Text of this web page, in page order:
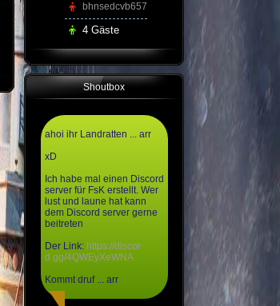
bhnsedcvb657
4 Gäste
Shoutbox
ahoi ihr Landratten ... arr
xD
Ich habe mal einen Discord
server für FsK erstellt. Wer
lust und laune hat kann
dem Discord server gerne
beitreten
Der Link: https://discor
d.gg/4QWEyXeWNA
Kommt druf ... arr